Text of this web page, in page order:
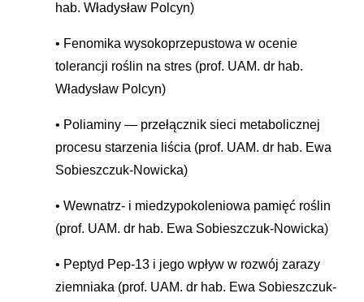
hab. Władysław Polcyn)
Fenomika wysokoprzepustowa w ocenie
tolerancji roślin na stres (prof. UAM. dr hab.
Władysław Polcyn)
Poliaminy — przełącznik sieci metabolicznej
procesu starzenia liścia (prof. UAM. dr hab. Ewa
Sobieszczuk-Nowicka)
Wewnatrz- i miedzypokoleniowa pamięć roślin
(prof. UAM. dr hab. Ewa Sobieszczuk-Nowicka)
Peptyd Pep-13 i jego wpływ w rozwój zarazy
ziemniaka (prof. UAM. dr hab. Ewa Sobieszczuk-